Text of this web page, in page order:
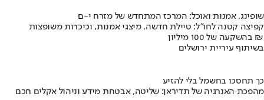
שופינג, אמנות ואוכל: המרכז המתחדש של מזרח י-ם
קפיצה קטנה לחו"ל: טיילת חדשה, מיצגי אמנות, וכיכרות משופצות
בהשקעה של 100 מיליון ₪
בשיתוף עיריית ירושלים
כך תחסכו בחשמל בלי להזיע
מהפכת האנרגיה של תדיראן: שליטה, אבטחת מידע וניהול אקלים חכם